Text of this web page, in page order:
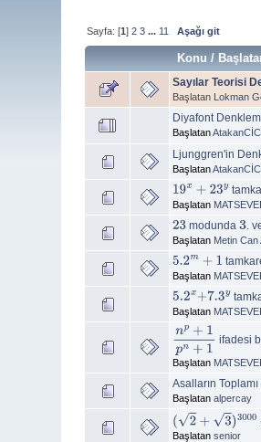
Sayfa: [1]2 3 ... 11 Aşağı git
Konu /
Sayılar Teorisi
Başlatan Lokman
Diyafont
Başlatan
Ljunggren'in
Başlatan
19x+23y
Başlatan
23 modunda3.
Başlatan Metin Can
5.2m+1
Başlatan
5.2x + 7.3y
Başlatan
np+1pn+ 1
ifadesi
Başlatan
Asalların Toplamı
Başlatanalpercay
( 2+3) 3000
Başlatansenior